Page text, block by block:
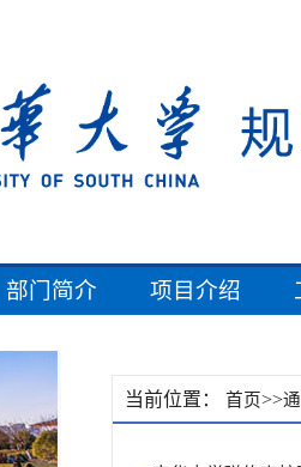
部门简介 项目介绍
当前位置： 首页>>